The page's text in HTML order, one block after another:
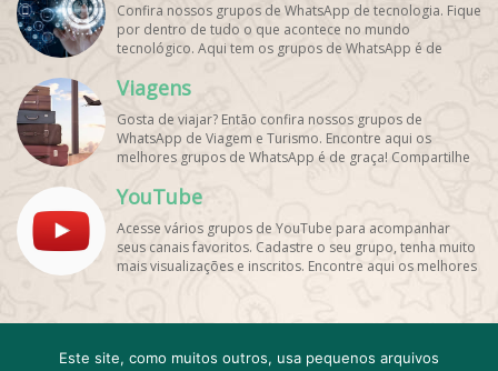
Confira nossos grupos de WhatsApp de tecnologia. Fique
por dentro de tudo o que acontece no mundo
tecnológico. Aqui tem os grupos de WhatsApp é de
Viagens
Gosta de viajar? Então confira nossos grupos de
WhatsApp de Viagem e Turismo. Encontre aqui os
melhores grupos de WhatsApp é de graça! Compartilhe
YouTube
Acesse vários grupos de YouTube para acompanhar
seus canais favoritos. Cadastre o seu grupo, tenha muito
mais visualizações e inscritos. Encontre aqui os melhores
Este site, como muitos outros, usa pequenos arquivos